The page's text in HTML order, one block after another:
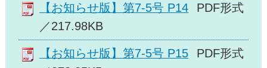
【お知らせ版】第7-5号 P14
PDF形式
／217.98KB
【お知らせ版】第7-5号 P15
PDF形式